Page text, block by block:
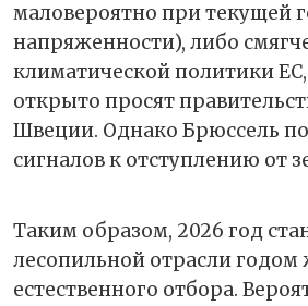
маловероятно при текущей
напряженности), либо
климатической политики
открыто просят
Швеции. Однако Брюссель
сигналов к отступлению от
Таким образом, 2026 год
лесопильной отрасли годом
естественного отбора.